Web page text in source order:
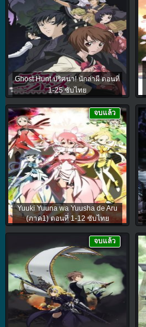
Ghost Hunt ปริศนา! นักล่าผี ตอนที่
1-25 ซับไทย
Yuuki Yuuna wa Yuusha de Aru
(ภาค1) ตอนที่ 1-12 ซับไทย
จบแล้ว
จบแล้ว